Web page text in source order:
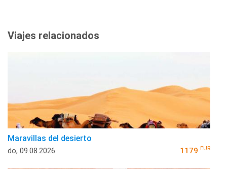
Viajes relacionados
Maravillas del desierto
do, 09.08.2026 1179 EUR